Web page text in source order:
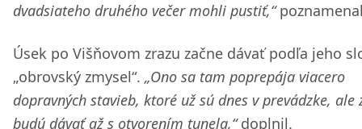
dvadsiateho druhého večer mohli pustiť,“
Úsek po Višňovom zrazu začne dávať podľa jeho
„obrovský zmysel“. „Ono sa tam poprepája viacero
dopravných stavieb, ktoré už sú dnes v prevádzke, ale
budú dávať až s otvorením tunela,“doplnil.